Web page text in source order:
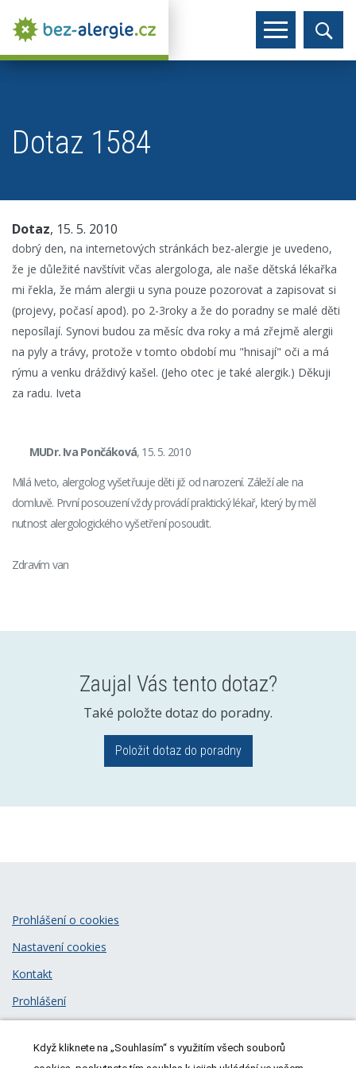
Dotaz 1584
Dotaz, 15. 5. 2010
dobrý den, na internetových stránkách bez-alergie je uvedeno,
že je důležité navštívit včas alergologa, ale naše dětská lékařka
mi řekla, že mám alergii u syna pouze pozorovat a zapisovat si
(projevy, počasí apod). po 2-3roky a že do poradny se malé děti
neposílají. Synovi budou za měsíc dva roky a má zřejmě alergii
na pyly a trávy, protože v tomto období mu "hnisají" oči a má
rýmu a venku dráždivý kašel. (Jeho otec je také alergik.) Děkuji
za radu. Iveta
MUDr. Iva Pončáková, 15. 5. 2010
Milá Iveto, alergolog vyšetřuuje děti již od narození. Záleží ale na
domluvě. První posouzení vždy provádí praktický lékař, který by měl
nutnost alergologického vyšetření posoudit.
Zdravím van
Zaujal Vás tento dotaz?
Také položte dotaz do poradny.
Položit dotaz do poradny
Prohlášení o cookies
Nastavení cookies
Kontakt
Prohlášení
Když kliknete na „Souhlasím“ s využitím všech souborů